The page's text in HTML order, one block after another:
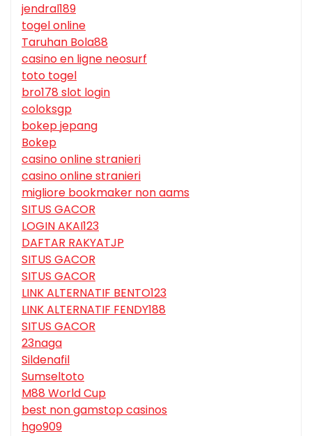
jendral189
togel online
Taruhan Bola88
casino en ligne neosurf
toto togel
bro178 slot login
coloksgp
bokep jepang
Bokep
casino online stranieri
casino online stranieri
migliore bookmaker non aams
SITUS GACOR
LOGIN AKAI123
DAFTAR RAKYATJP
SITUS GACOR
SITUS GACOR
LINK ALTERNATIF BENTO123
LINK ALTERNATIF FENDY188
SITUS GACOR
23naga
Sildenafil
Sumseltoto
M88 World Cup
best non gamstop casinos
hgo909